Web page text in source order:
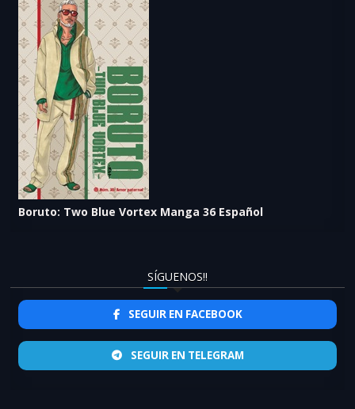
Boruto: Two Blue Vortex Manga 36 Español
SÍGUENOS!!
SEGUIR EN FACEBOOK
SEGUIR EN TELEGRAM